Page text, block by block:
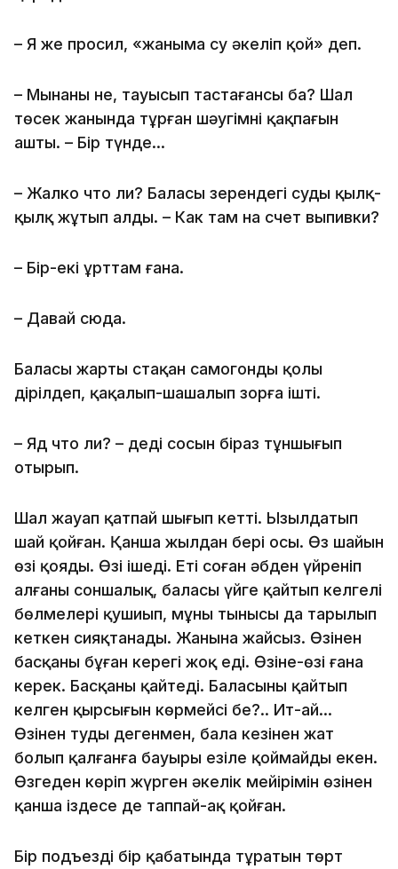
– Я же просил, «жаныма су әкеліп қой» деп.
– Мынаны не, тауысып тастағансың ба? Шал
төсек жанында тұрған шәугімнің қақпағын
ашты. – Бір түнде…
– Жалко что ли? Баласы зерендегі суды қылқ-
қылқ жұтып алды. – Как там на счет выпивки?
– Бір-екі ұрттам ғана.
– Давай сюда.
Баласы жарты стақан самогонды қолы
дірілдеп, қақалып-шашалып зорға ішті.
– Яд что ли? – деді сосын біраз тұншығып
отырып.
Шал жауап қатпай шығып кетті. Ызылдатып
шай қойған. Қанша жылдан бері осы. Өз шайын
өзі қояды. Өзі ішеді. Еті соған әбден үйреніп
алғаны соншалық, баласы үйге қайтып келгелі
бөлмелері қушиып, мұның тынысы да тарылып
кеткен сияқтанады. Жанына жайсыз. Өзінен
басқаның бұған керегі жоқ еді. Өзіне-өзі ғана
керек. Басқаны қайтеді. Баласының қайтып
келген қырсығын көрмейсің бе?.. Ит-ай…
Өзінен туды дегенмен, бала кезінен жат
болып қалғанға бауырың езіле қоймайды екен.
Өзгеден көріп жүрген әкелік мейірімін өзінен
қанша іздесе де таппай-ақ қойған.
Бір подъездің бір қабатында тұратын төрт